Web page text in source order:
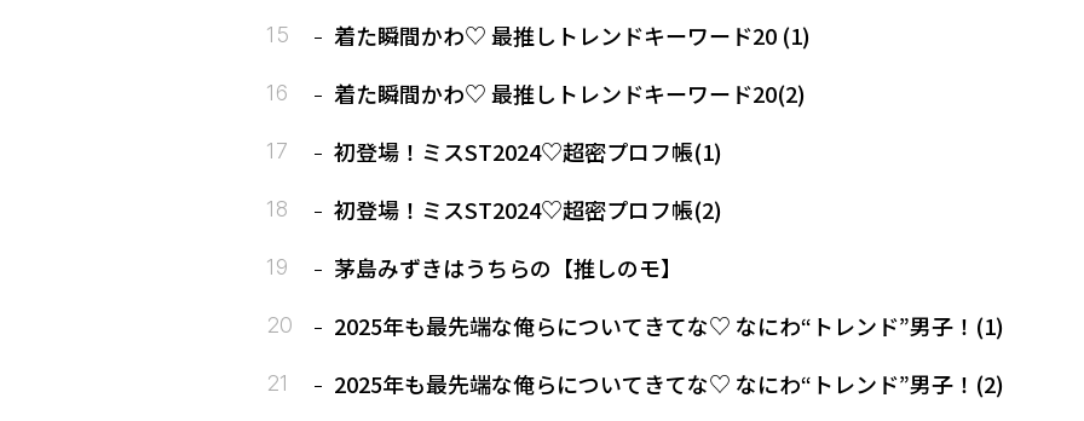
着た瞬間かわ♡ 最推しトレンドキーワード20 (1)
着た瞬間かわ♡ 最推しトレンドキーワード20(2)
初登場！ミスST2024♡超密プロフ帳(1)
初登場！ミスST2024♡超密プロフ帳(2)
茅島みずきはうちらの【推しのモ】
2025年も最先端な俺らについてきてな♡ なにわ“トレンド”男子！(1)
2025年も最先端な俺らについてきてな♡ なにわ“トレンド”男子！(2)